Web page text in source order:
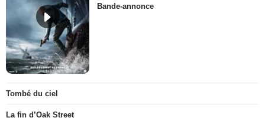
Bande-annonce
Tombé du ciel
La fin d’Oak Street